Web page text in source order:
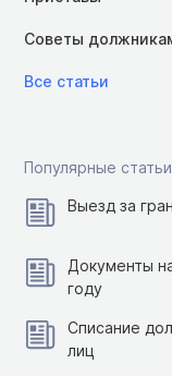
Советы
Все статьи
Популярные
Выезд за
Документы
году
Списание
лиц